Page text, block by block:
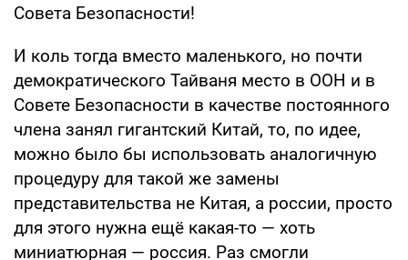
Совета Безопасности!
И коль тогда вместо маленького, но почти
демократического Тайваня место в ООН и в
Совете Безопасности в качестве постоянного
члена занял гигантский Китай, то, по идее,
можно было бы использовать аналогичную
процедуру для такой же замены
представительства не Китая, а россии, просто
для этого нужна ещё какая-то — хоть
миниатюрная — россия. Раз смогли